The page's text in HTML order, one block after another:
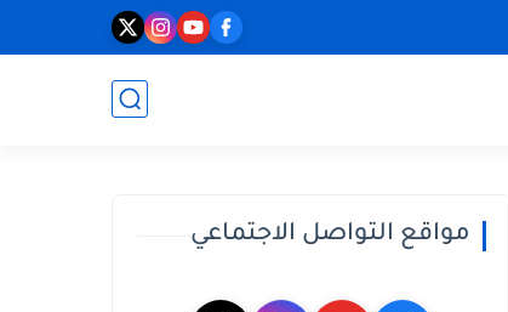
مواقع التواصل الاجتماعي